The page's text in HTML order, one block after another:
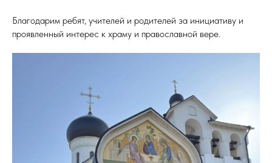
Благодарим ребят, учителей и родителей за инициативу и
проявленный интерес к храму и православной вере.